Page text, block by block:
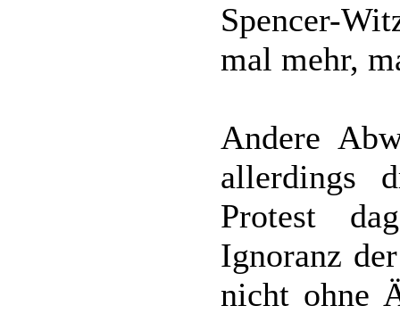
Spencer-
mal mehr,
Andere
allerdings
Protest
Ignoranz
nicht ohne